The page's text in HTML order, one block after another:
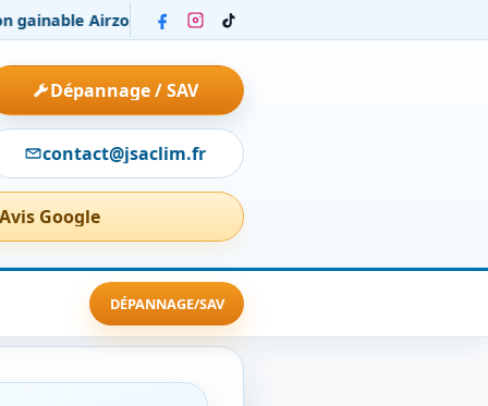
chez un particulier : installation et confort par zone
Dépannage / SAV
contact@jsaclim.fr
Google
DÉPANNAGE/SAV